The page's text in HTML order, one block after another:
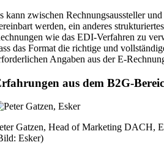
kann zwischen Rechnungsaussteller
werden, ein anderes
wie das EDI-Verfahren zu
das Format die richtige und
Angaben aus der E-
aus dem B2G-
Gatzen, Head of Marketing DACH,
Esker)